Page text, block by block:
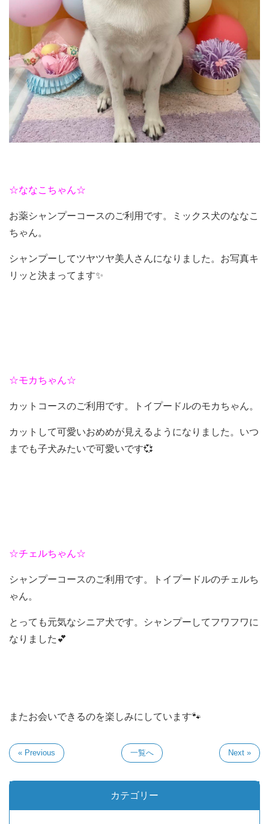
☆ななこちゃん☆
お薬シャンプーコースのご利用です。ミックス犬のななこ
ちゃん。
シャンプーしてツヤツヤ美人さんになりました。お写真キ
リッと決まってます✨
☆モカちゃん☆
カットコースのご利用です。トイプードルのモカちゃん。
カットして可愛いおめめが見えるようになりました。いつ
までも子犬みたいで可愛いです💞
☆チェルちゃん☆
シャンプーコースのご利用です。トイプードルのチェルち
ゃん。
とっても元気なシニア犬です。シャンプーしてフワフワに
なりました💕
またお会いできるのを楽しみにしています🐾
« Previous 一覧へ Next »
カテゴリー